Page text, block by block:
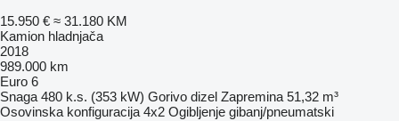
15.950 € ≈ 31.180 KM
Kamion hladnjača
2018
989.000 km
Euro 6
Snaga 480 k.s. (353 kW) Gorivo dizel Zapremina 51,32 m³
Osovinska konfiguracija 4x2 Ogibljenje gibanj/pneumatski